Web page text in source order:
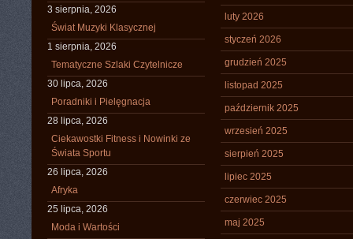
3 sierpnia, 2026
Świat Muzyki Klasycznej
1 sierpnia, 2026
Tematyczne Szlaki Czytelnicze
30 lipca, 2026
Poradniki i Pielęgnacja
28 lipca, 2026
Ciekawostki Fitness i Nowinki ze
Świata Sportu
26 lipca, 2026
Afryka
25 lipca, 2026
Moda i Wartości
luty 2026
styczeń 2026
grudzień 2025
listopad 2025
październik 2025
wrzesień 2025
sierpień 2025
lipiec 2025
czerwiec 2025
maj 2025